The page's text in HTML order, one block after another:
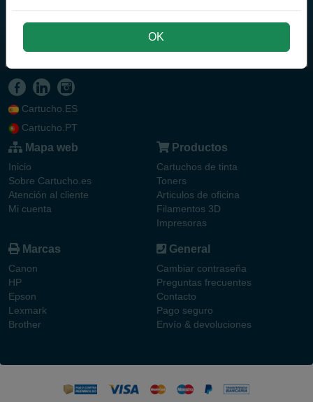
Cartucho.ES
Cartucho.PT
Mapa web
Inicio
Sobre Cartucho.es
Atención al cliente
Mi cuenta
Productos
Cartuchos de tinta
Toners
Articulos de oficina
Filamentos 3D
Impresoras
Marcas
Canon
HP
Epson
Lexmark
Brother
General
Cambiar contraseña
Preguntas frecuentes
Contacto
Pago seguro
Envío & devoluciones
OK